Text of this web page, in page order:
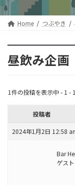
Home つぶやき
昼飲み企画
1件の投稿を表示中 - 1 -
投稿者
2024年1月2日 12:58
Bar
ゲスト